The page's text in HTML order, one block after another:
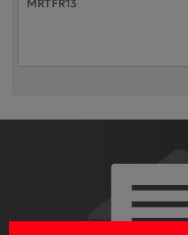
MRTFR13